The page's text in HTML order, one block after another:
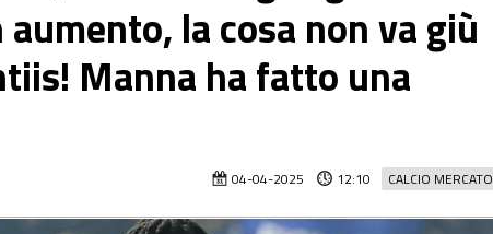
la cosa non va giù
Manna ha fatto una
CALCIO MERCATO
04-04-2025 12:10